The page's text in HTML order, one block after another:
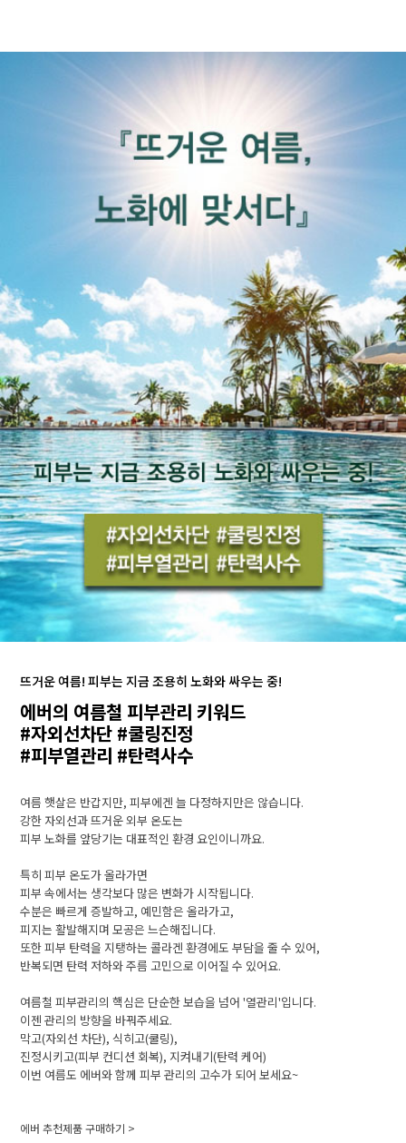
뜨거운 여름! 피부는 지금 조용히 노화와 싸우는 중!
에버의 여름철 피부관리 키워드
#자외선차단 #쿨링진정
#피부열관리 #탄력사수
여름 햇살은 반갑지만, 피부에겐 늘 다정하지만은 않습니다.
강한 자외선과 뜨거운 외부 온도는
피부 노화를 앞당기는 대표적인 환경 요인이니까요.
특히 피부 온도가 올라가면
피부 속에서는 생각보다 많은 변화가 시작됩니다.
수분은 빠르게 증발하고, 예민함은 올라가고,
피지는 활발해지며 모공은 느슨해집니다.
또한 피부 탄력을 지탱하는 콜라겐 환경에도 부담을 줄 수 있어,
반복되면 탄력 저하와 주름 고민으로 이어질 수 있어요.
여름철 피부관리의 핵심은 단순한 보습을 넘어 '열관리'입니다.
이젠 관리의 방향을 바꿔주세요.
막고(자외선 차단), 식히고(쿨링),
진정시키고(피부 컨디션 회복), 지켜내기(탄력 케어)
이번 여름도 에버와 함께 피부 관리의 고수가 되어 보세요~
에버 추천제품 구매하기 >